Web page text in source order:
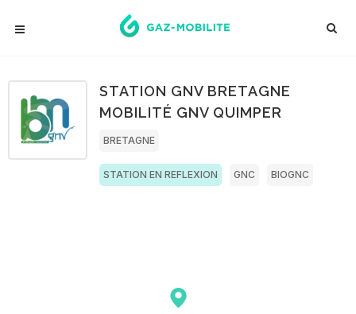
STATION GNV BRETAGNE
MOBILITÉ GNV QUIMPER
BRETAGNE
STATION EN REFLEXION GNC BIOGNC